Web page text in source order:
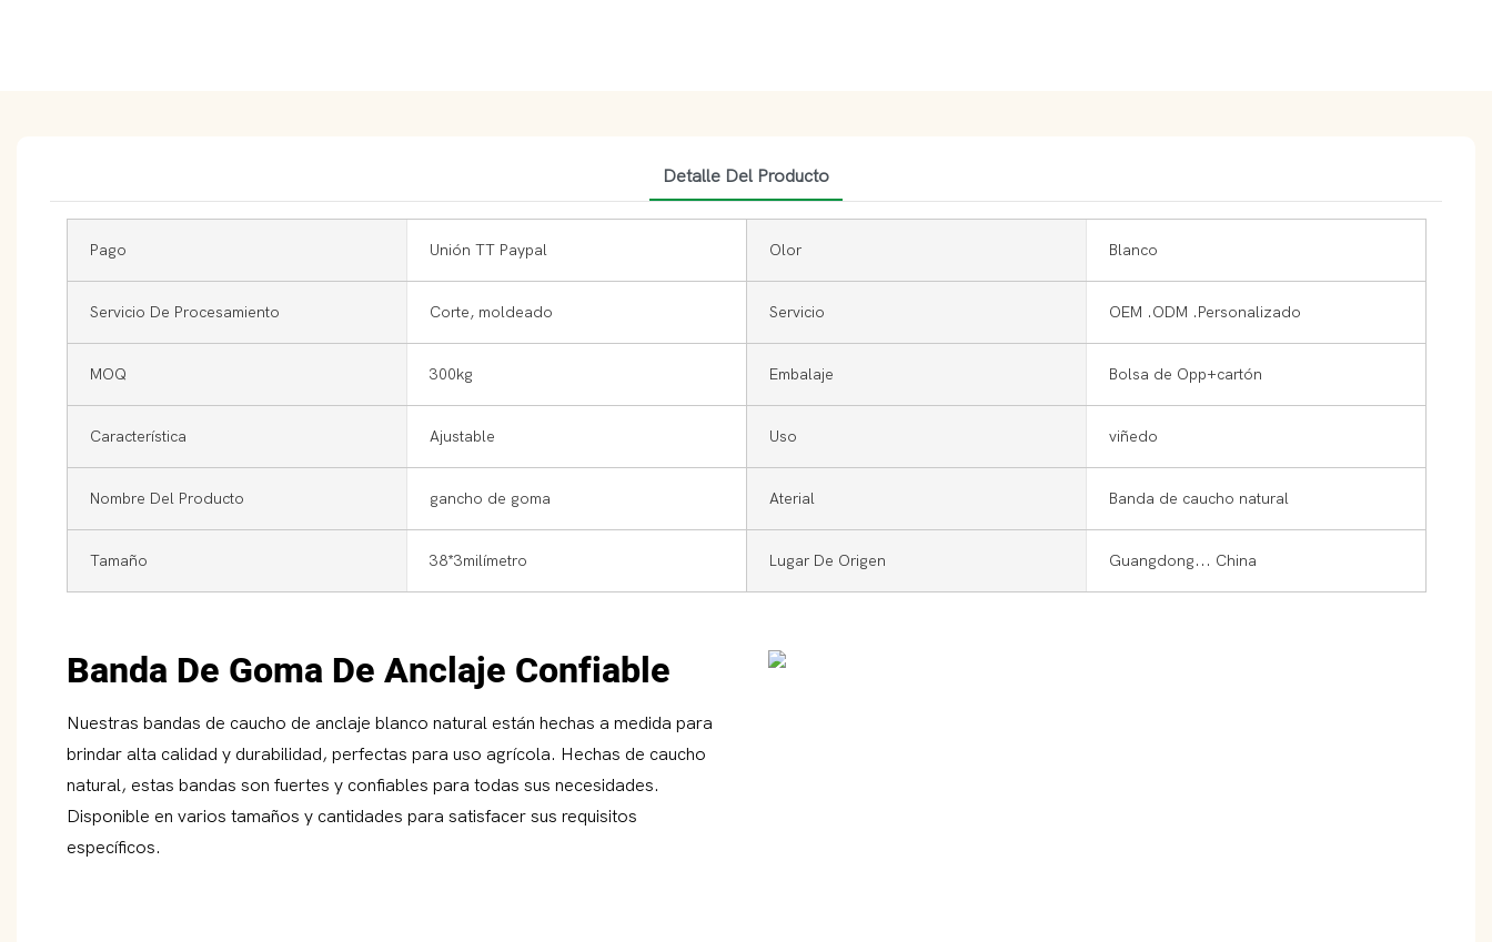
Detalle Del Producto
Pago Unión TT Paypal Olor Blanco
Servicio De Procesamiento Corte, moldeado Servicio OEM .ODM .Personalizado
MOQ 300kg Embalaje Bolsa de Opp+cartón
Característica Ajustable Uso viñedo
Nombre Del Producto gancho de goma Aterial Banda de caucho natural
Tamaño 38*3milímetro Lugar De Origen Guangdong... China
Banda De Goma De Anclaje Confiable
Nuestras bandas de caucho de anclaje blanco natural están hechas a medida para
brindar alta calidad y durabilidad, perfectas para uso agrícola. Hechas de caucho
natural, estas bandas son fuertes y confiables para todas sus necesidades.
Disponible en varios tamaños y cantidades para satisfacer sus requisitos
específicos.